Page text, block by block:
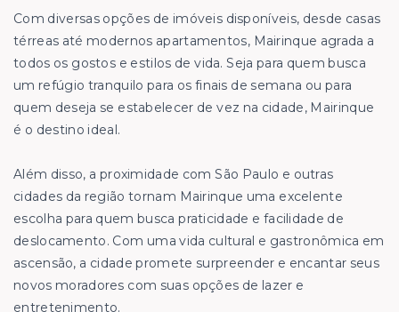
Com diversas opções de imóveis disponíveis, desde casas
térreas até modernos apartamentos, Mairinque agrada a
todos os gostos e estilos de vida. Seja para quem busca
um refúgio tranquilo para os finais de semana ou para
quem deseja se estabelecer de vez na cidade, Mairinque
é o destino ideal.
Além disso, a proximidade com São Paulo e outras
cidades da região tornam Mairinque uma excelente
escolha para quem busca praticidade e facilidade de
deslocamento. Com uma vida cultural e gastronômica em
ascensão, a cidade promete surpreender e encantar seus
novos moradores com suas opções de lazer e
entretenimento.